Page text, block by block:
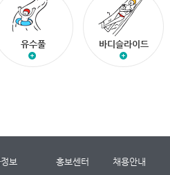
유수풀 바디슬라이드
보 홍보센터 채용안내